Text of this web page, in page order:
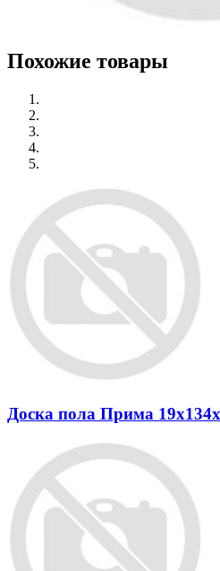
Похожие товары
Доска пола Прима